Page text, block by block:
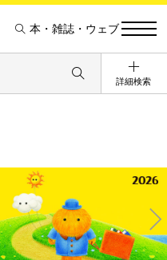
本・雑誌・ウェブ
詳細検索
Ne